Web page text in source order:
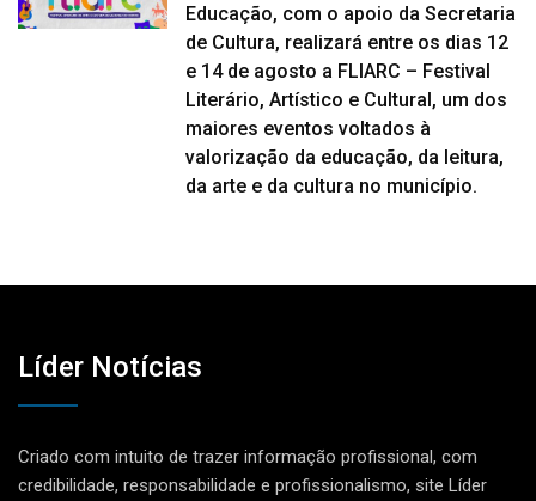
Educação, com o apoio da Secretaria
de Cultura, realizará entre os dias 12
e 14 de agosto a FLIARC – Festival
Literário, Artístico e Cultural, um dos
maiores eventos voltados à
valorização da educação, da leitura,
da arte e da cultura no município.
Líder Notícias
Criado com intuito de trazer informação profissional, com
credibilidade, responsabilidade e profissionalismo, site Líder